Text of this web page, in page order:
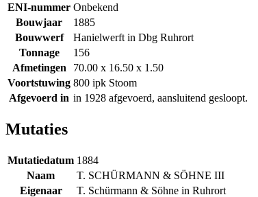
ENI-nummer Onbekend
Bouwjaar
1885
Bouwwerf
Hanielwerft in Dbg Ruhrort
Tonnage
156
Afmetingen
70.00 x 16.50 x 1.50
Voortstuwing 800 ipk Stoom
Afgevoerd in in 1928 afgevoerd, aansluitend gesloopt.
Mutaties
Mutatiedatum 1884
Naam
T. SCHÜRMANN & SÖHNE III
Eigenaar
T. Schürmann & Söhne in Ruhrort